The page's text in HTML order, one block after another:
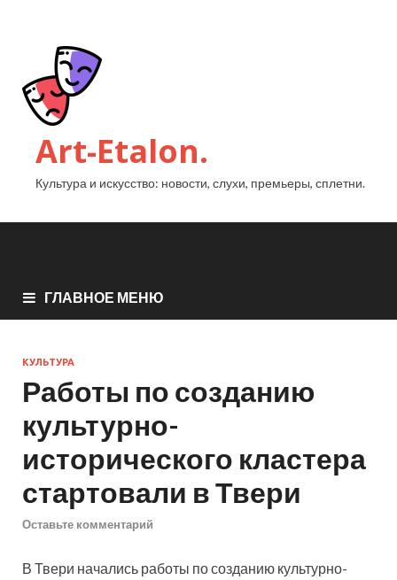
Art-Etalon.
Культура и искусство: новости, слухи, премьеры, сплетни.
ГЛАВНОЕ МЕНЮ
КУЛЬТУРА
Работы по созданию
культурно-
исторического кластера
стартовали в Твери
Оставьте комментарий
В Твери начались работы по созданию культурно-